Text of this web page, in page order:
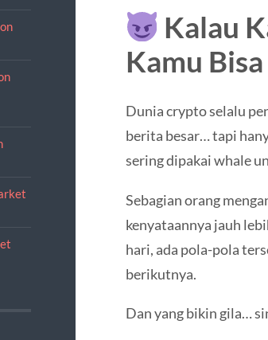
Kalau
Kamu
Dunia crypto selalu
berita besar… tapi
sering dipakai whale
Sebagian orang
kenyataannya jauh
hari, ada pola-pola
berikutnya.
Dan yang bikin gila…